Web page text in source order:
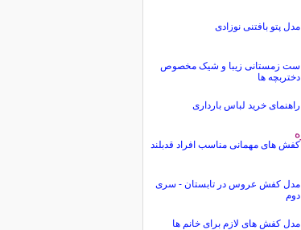
مدل پتو بافتنی نوزادی
ست زمستانی زیبا و شیک مخصوص
دختربچه ها
راهنمای خرید لباس بارداری
کفش های مهمانی مناسب افراد قدبلند
مدل کفش عروس در تابستان - سری
دوم
مدل کفش های لازم برای خانم ها